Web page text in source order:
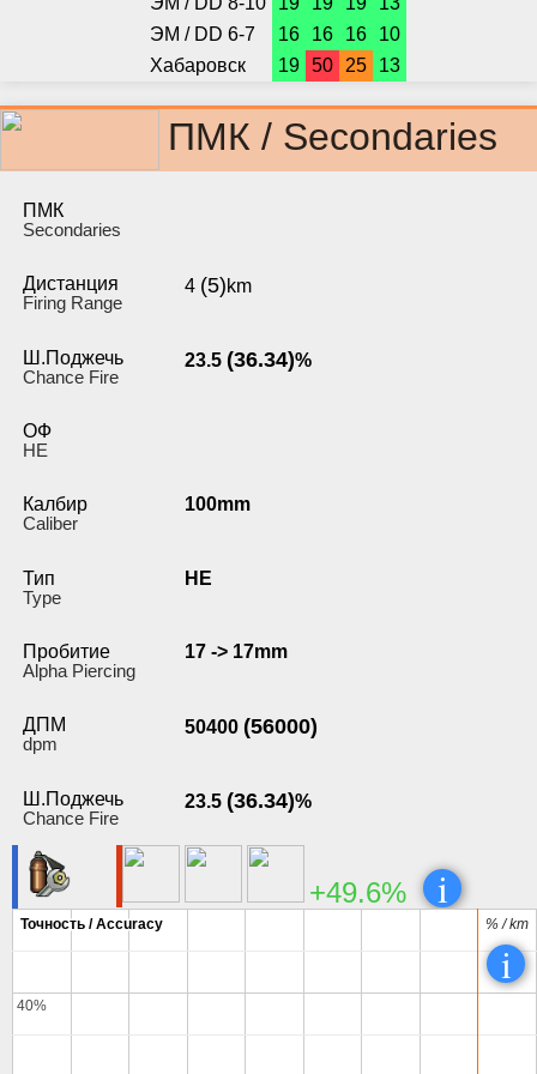
ЭМ / DD 6-7
16 16 16
10
Хабаровск
19 50 25 13
ПМК / Secondaries
ПМК
Secondaries
Дистанция
Firing Range
4 (5)km
Ш.Поджечь
Chance Fire
23.5 (36.34)%
ОФ
HE
Калбир
Caliber
100mm
Тип
Type
HE
Пробитие
Alpha Piercing
17 -> 17mm
ДПМ
dpm
50400 (56000)
Ш.Поджечь
Chance Fire
23.5 (36.34)%
+49.6%
i
i
Точность / Accuracy
Точность / Accuracy
40%
40%
% / km
% / km